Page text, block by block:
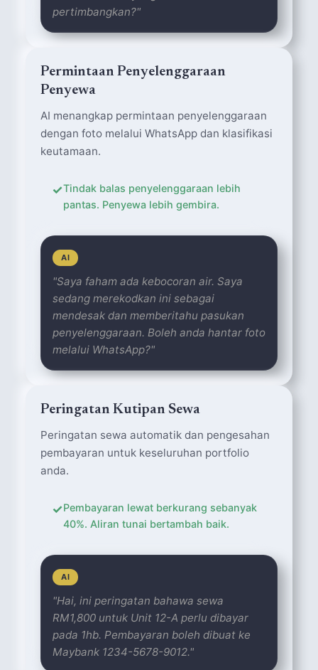
pertimbangkan?"
Permintaan Penyelenggaraan
Penyewa
AI menangkap permintaan penyelenggaraan
dengan foto melalui WhatsApp dan klasifikasi
keutamaan.
✓Tindak balas penyelenggaraan lebih
pantas. Penyewa lebih gembira.
AI
"Saya faham ada kebocoran air. Saya
sedang merekodkan ini sebagai
mendesak dan memberitahu pasukan
penyelenggaraan. Boleh anda hantar foto
melalui WhatsApp?"
Peringatan Kutipan Sewa
Peringatan sewa automatik dan pengesahan
pembayaran untuk keseluruhan portfolio
anda.
✓Pembayaran lewat berkurang sebanyak
40%. Aliran tunai bertambah baik.
AI
"Hai, ini peringatan bahawa sewa
RM1,800 untuk Unit 12-A perlu dibayar
pada 1hb. Pembayaran boleh dibuat ke
Maybank 1234-5678-9012."